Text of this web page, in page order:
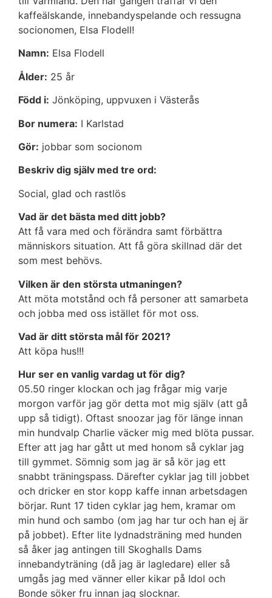
kaffeälskande, innebandyspelande och ressugna
socionomen, Elsa Flodell!
Namn: Elsa Flodell
Ålder: 25 år
Född i: Jönköping, uppvuxen i Västerås
Bor numera: I Karlstad
Gör: jobbar som socionom
Beskriv dig själv med tre ord:
Social, glad och rastlös
Vad är det bästa med ditt jobb?
Att få vara med och förändra samt förbättra
människors situation. Att få göra skillnad där det
som mest behövs.
Vilken är den största utmaningen?
Att möta motstånd och få personer att samarbeta
och jobba med oss istället för mot oss.
Vad är ditt största mål för 2021?
Att köpa hus!!!
Hur ser en vanlig vardag ut för dig?
05.50 ringer klockan och jag frågar mig varje
morgon varför jag gör detta mot mig själv (att gå
upp så tidigt). Oftast snoozar jag för länge innan
min hundvalp Charlie väcker mig med blöta pussar.
Efter att jag har gått ut med honom så cyklar jag
till gymmet. Sömnig som jag är så kör jag ett
snabbt träningspass. Därefter cyklar jag till jobbet
och dricker en stor kopp kaffe innan arbetsdagen
börjar. Runt 17 tiden cyklar jag hem, kramar om
min hund och sambo (om jag har tur och han ej är
på jobbet). Efter lite lydnadsträning med hunden
så åker jag antingen till Skoghalls Dams
innebandyträning (då jag är lagledare) eller så
umgås jag med vänner eller kikar på Idol och
Bonde söker fru innan jag slocknar.